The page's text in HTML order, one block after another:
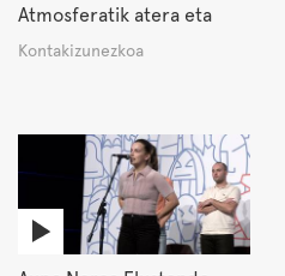
Atmosferatik atera eta
Kontakizunezkoa